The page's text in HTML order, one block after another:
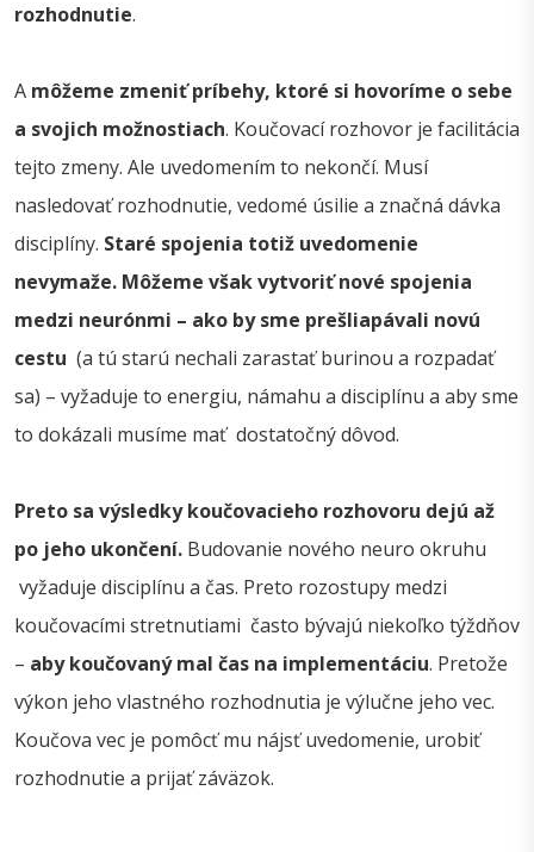
rozhodnutie.
A môžeme zmeniť príbehy, ktoré si hovoríme o sebe
a svojich možnostiach. Koučovací rozhovor je facilitácia
tejto zmeny. Ale uvedomením to nekončí. Musí
nasledovať rozhodnutie, vedomé úsilie a značná dávka
disciplíny. Staré spojenia totiž uvedomenie
nevymaže. Môžeme však vytvoriť nové spojenia
medzi neurónmi – ako by sme prešliapávali novú
cestu (a tú starú nechali zarastať burinou a rozpadať
sa) – vyžaduje to energiu, námahu a disciplínu a aby sme
to dokázali musíme mať dostatočný dôvod.
Preto sa výsledky koučovacieho rozhovoru dejú až
po jeho ukončení. Budovanie nového neuro okruhu
vyžaduje disciplínu a čas. Preto rozostupy medzi
koučovacími stretnutiami často bývajú niekoľko týždňov
– aby koučovaný mal čas na implementáciu. Pretože
výkon jeho vlastného rozhodnutia je výlučne jeho vec.
Koučova vec je pomôcť mu nájsť uvedomenie, urobiť
rozhodnutie a prijať záväzok.